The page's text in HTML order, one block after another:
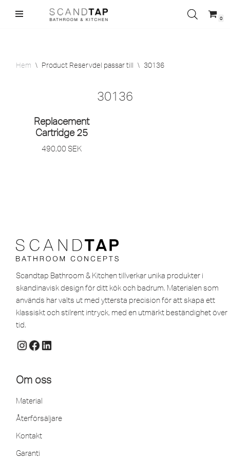
0
Hem \ Product Reservdel passar till \ 30136
30136
Replacement
Cartridge 25
490,00 SEK
Scandtap Bathroom & Kitchen tillverkar unika produkter i
skandinavisk design för ditt kök och badrum. Materialen som
används har valts ut med yttersta precision för att skapa ett
klassiskt och stilrent intryck, med en utmärkt beständighet över
tid.
Om oss
Material
Återförsäljare
Kontakt
Garanti